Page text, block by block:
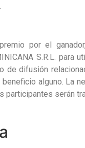
por el
S.R.L.
de difusión
alguno. La
serán